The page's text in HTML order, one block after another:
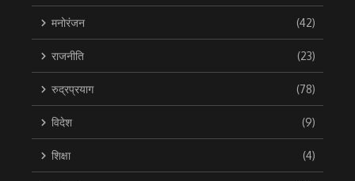
मनोरंजन (42)
राजनीति (23)
रुद्रप्रयाग (78)
विदेश (9)
शिक्षा (4)